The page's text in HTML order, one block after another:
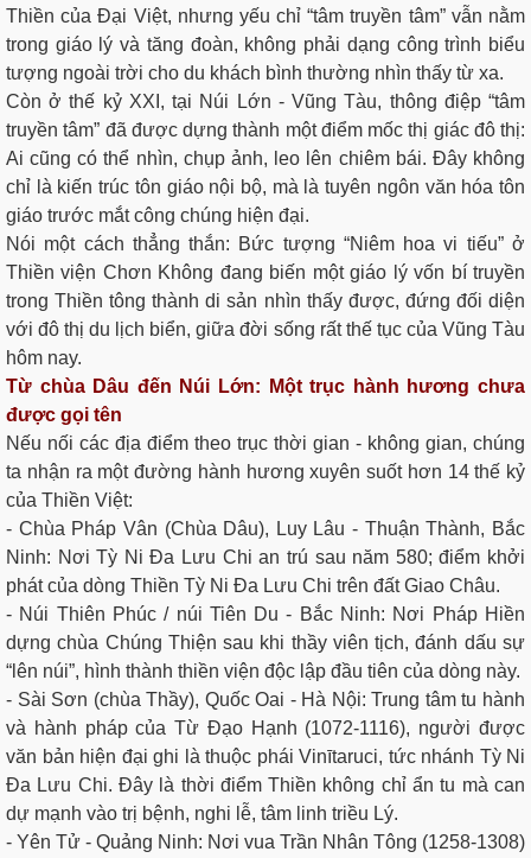
Thiền của Đại Việt, nhưng yếu chỉ “tâm truyền tâm” vẫn nằm
trong giáo lý và tăng đoàn, không phải dạng công trình biểu
tượng ngoài trời cho du khách bình thường nhìn thấy từ xa.
Còn ở thế kỷ XXI, tại Núi Lớn - Vũng Tàu, thông điệp “tâm
truyền tâm” đã được dựng thành một điểm mốc thị giác đô thị:
Ai cũng có thể nhìn, chụp ảnh, leo lên chiêm bái. Đây không
chỉ là kiến trúc tôn giáo nội bộ, mà là tuyên ngôn văn hóa tôn
giáo trước mắt công chúng hiện đại.
Nói một cách thẳng thắn: Bức tượng “Niêm hoa vi tiếu” ở
Thiền viện Chơn Không đang biến một giáo lý vốn bí truyền
trong Thiền tông thành di sản nhìn thấy được, đứng đối diện
với đô thị du lịch biển, giữa đời sống rất thế tục của Vũng Tàu
hôm nay.
Từ chùa Dâu đến Núi Lớn: Một trục hành hương chưa
được gọi tên
Nếu nối các địa điểm theo trục thời gian - không gian, chúng
ta nhận ra một đường hành hương xuyên suốt hơn 14 thế kỷ
của Thiền Việt:
- Chùa Pháp Vân (Chùa Dâu), Luy Lâu - Thuận Thành, Bắc
Ninh: Nơi Tỳ Ni Đa Lưu Chi an trú sau năm 580; điểm khởi
phát của dòng Thiền Tỳ Ni Đa Lưu Chi trên đất Giao Châu.
- Núi Thiên Phúc / núi Tiên Du - Bắc Ninh: Nơi Pháp Hiền
dựng chùa Chúng Thiện sau khi thầy viên tịch, đánh dấu sự
“lên núi”, hình thành thiền viện độc lập đầu tiên của dòng này.
- Sài Sơn (chùa Thầy), Quốc Oai - Hà Nội: Trung tâm tu hành
và hành pháp của Từ Đạo Hạnh (1072-1116), người được
văn bản hiện đại ghi là thuộc phái Vinītaruci, tức nhánh Tỳ Ni
Đa Lưu Chi. Đây là thời điểm Thiền không chỉ ẩn tu mà can
dự mạnh vào trị bệnh, nghi lễ, tâm linh triều Lý.
- Yên Tử - Quảng Ninh: Nơi vua Trần Nhân Tông (1258-1308)